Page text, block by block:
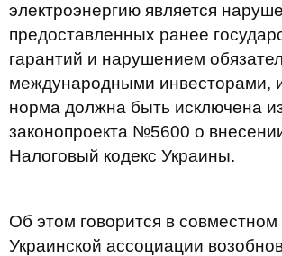
электроэнергию является
предоставленных ранее
гарантий и нарушением
международными инвесторами,
норма должна быть исключена
законопроекта №5600 о
Налоговый кодекс Украины.
Об этом говорится в совместном
Украинской ассоциации